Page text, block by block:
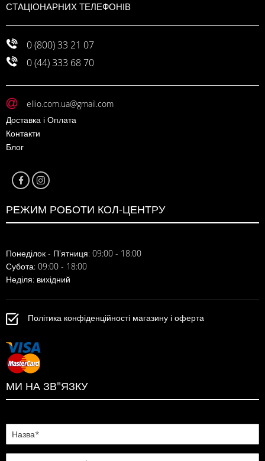
СТАЦІОНАРНИХ ТЕЛЕФОНІВ
0 (800) 33 21 07
0 (44) 333 68 70
ellio.com.ua@gmail.com
Доставка і Оплата
Контакти
Блог
РЕЖИМ РОБОТИ КОЛ-ЦЕНТРУ
Понеділок - П'ятниця: 09:00 - 18:00
Субота: 09:00 - 18:00
Неділя: вихідний
Політика конфіденційності магазину і оферта
МИ НА ЗВ"ЯЗКУ